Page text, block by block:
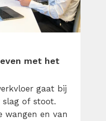
met het
gaat bij
slag of stoot.
wangen en van